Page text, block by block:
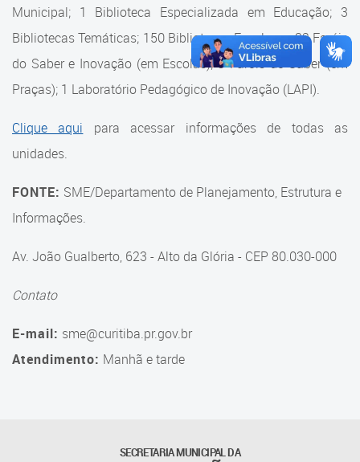
Gestão Contratual de
Serviços
Gerência de Contratos
Gerência de Limpeza e
Suporte aos Contratos
Gerência de Segurança
Gerência de Transporte
Gerência de Transporte para
a Educação Especial - SITES
Tecnologia
Municipal; 1 Biblioteca Especializada em Educação; 3
Bibliotecas Temáticas; 150 Bibliotecas Escolares; 32 Faróis
do Saber e Inovação (em Escolas); 9 Faróis do Saber (em
Praças); 1 Laboratório Pedagógico de Inovação (LAPI).
Clique aqui para acessar informações de todas as
unidades.
FONTE: SME/Departamento de Planejamento, Estrutura e
Informações.
Av. João Gualberto, 623 - Alto da Glória - CEP 80.030-000
Contato
E-mail: sme@curitiba.pr.gov.br
Atendimento: Manhã e tarde
SECRETARIA MUNICIPAL DA